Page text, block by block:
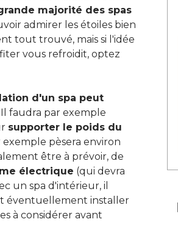
majorité des spas
admirer les étoiles bien
tout trouvé, mais si l'idée
vous refroidit, optez
d'un spa peut
Il faudra par exemple
supporter le poids du
pèsera environ
être à prévoir, de
électrique (qui devra
un spa d'intérieur, il
éventuellement installer
à considérer avant